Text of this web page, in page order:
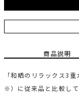
商品説明
「和晒のリラックス3
※）に従来品と比較し